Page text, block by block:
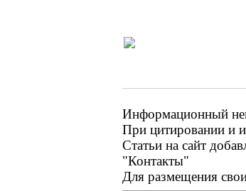
Информационный
При цитировании и
Статьи на сайт
"Контакты"
Для размещения